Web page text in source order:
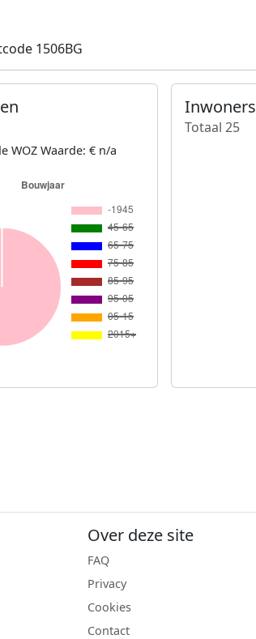
1506BG
WOZ Waarde: € n/a
Inwoners
Totaal 25
Over deze site
FAQ
Privacy
Cookies
Contact